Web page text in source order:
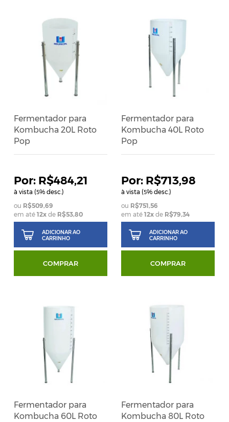
Fermentador para
Kombucha 20L Roto
Pop
R$484,21
à vista (5% desc.)
R$509,69
em até12x de R$53,80
ADICIONAR AO
CARRINHO
COMPRAR
Fermentador para
Kombucha 40L Roto
Pop
R$713,98
à vista (5% desc.)
R$751,56
em até 12xde R$79,34
ADICIONAR AO
CARRINHO
COMPRAR
Fermentador para
Kombucha 60L Roto
Fermentador para
Kombucha 80L Roto